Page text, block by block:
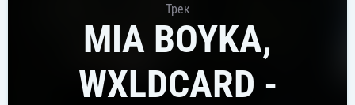
Трек
MIA BOYKA,
WXLDCARD -